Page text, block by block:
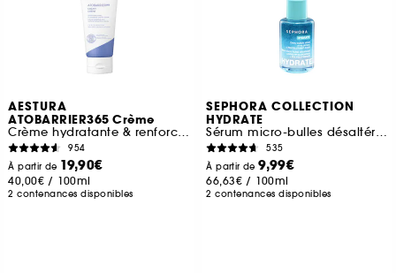
AESTURA
ATOBARRIER365 Crème
Crème hydratante & renforcant la barrière cutanée
954
À partir de 19,90€
40,00€ / 100ml
2 contenances disponibles
SEPHORA COLLECTION
HYDRATE
Sérum micro-bulles désaltérant à l'Acide hyaluronique + polyglutamique
535
À partir de9,99€
66,63€ / 100ml
2 contenances disponibles